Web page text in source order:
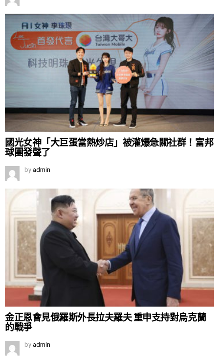
國光女神「大巨蛋當熱炒店」被灌爆急關社群！富邦
球團發聲了
by admin
金正恩會見俄羅斯外長拉夫羅夫 重申支持對烏克蘭
的戰爭
by admin